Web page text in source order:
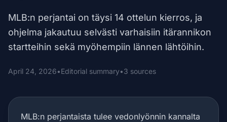
MLB:n perjantai on täysi 14 ottelun kierros, ja
ohjelma jakautuu selvästi varhaisiin itärannikon
startteihin sekä myöhempiin lännen lähtöihin.
April 24, 2026•Editorial summary•3 sources
MLB:n perjantaista tulee vedonlyönnin kannalta